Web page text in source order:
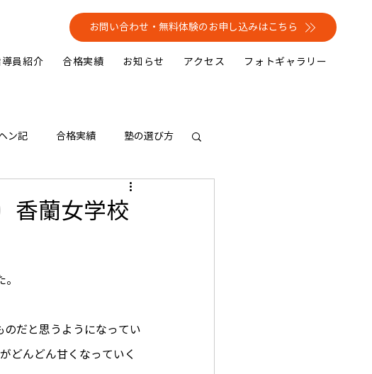
お問い合わせ・無料体験のお申し込みはこちら
導員紹介 合格実績 お知らせ アクセス フォトギャラリー
ン記 合格実績 塾の選び方
香蘭女学校
のだと思うようになってい
どんどん甘くなっていく